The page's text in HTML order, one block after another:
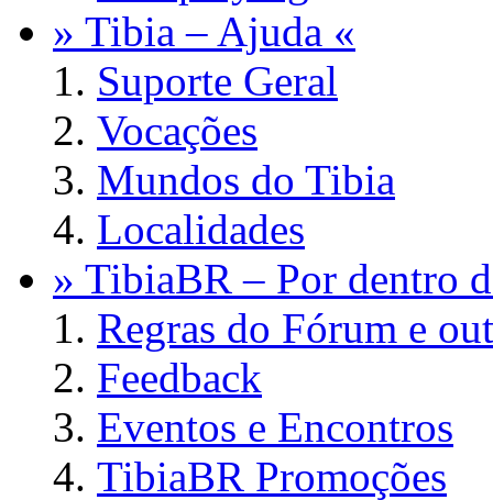
» Tibia – Ajuda «
Suporte Geral
Vocações
Mundos do Tibia
Localidades
» TibiaBR – Por dentro
Regras do Fórum e
Feedback
Eventos e Encontros
TibiaBR Promoções